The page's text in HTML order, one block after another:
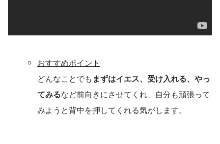
おすすめポイント
どんなことでも まずはイエス、受け入れる、やっ
てみるなど前向きにさせてくれ、自分も頑張って
みようと背中を押してくれる気がします。